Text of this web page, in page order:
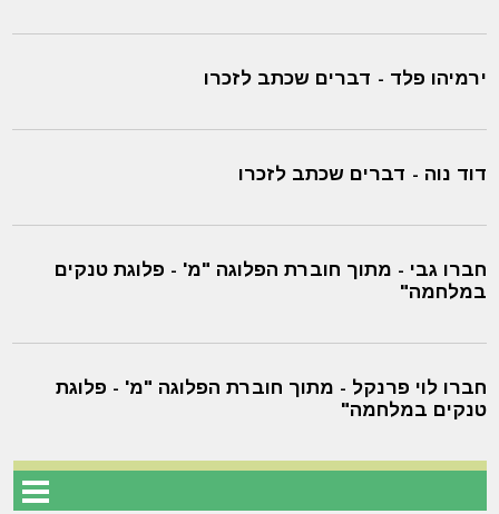
ירמיהו פלד - דברים שכתב לזכרו
דוד נוה - דברים שכתב לזכרו
חברו גבי - מתוך חוברת הפלוגה "מ' - פלוגת טנקים
במלחמה"
חברו לוי פרנקל - מתוך חוברת הפלוגה "מ' - פלוגת
טנקים במלחמה"